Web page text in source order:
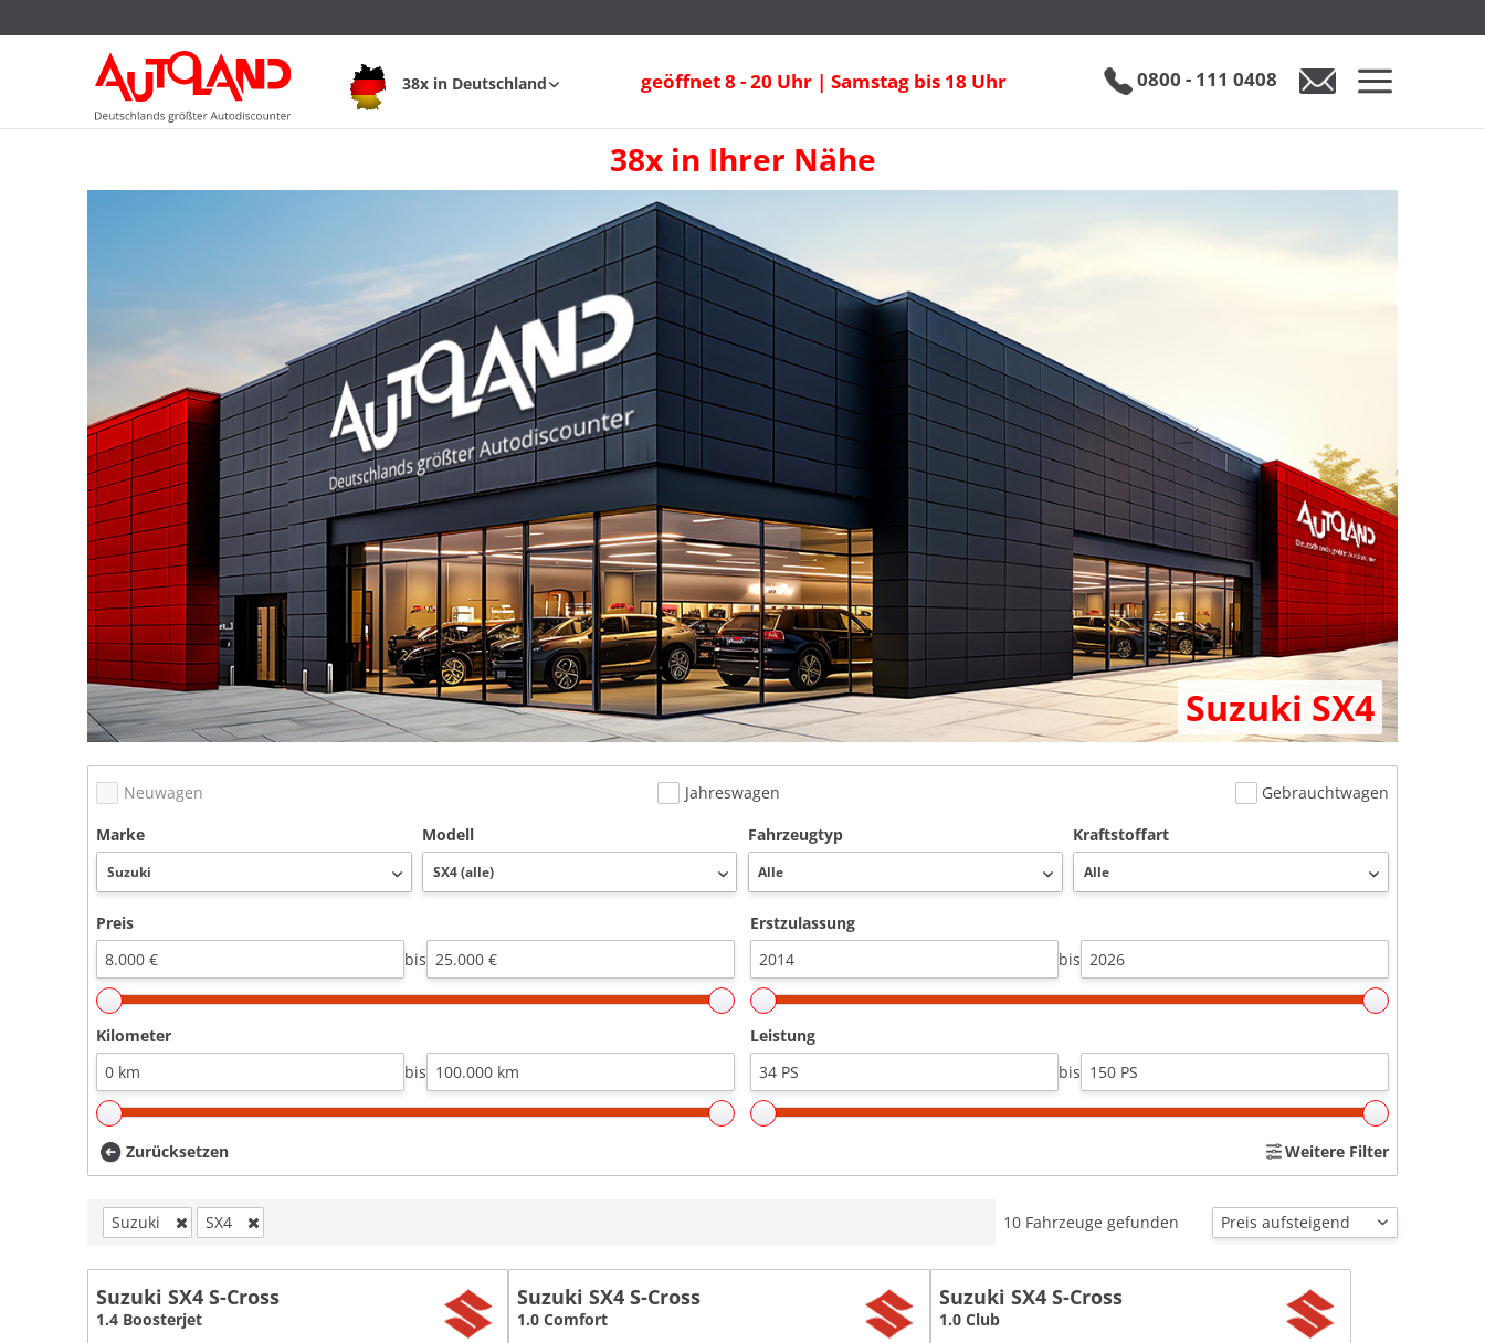
38x in Deutschland geöffnet 8 - 20 Uhr | Samstag bis 18 Uhr 0800 - 111 0408
38x in Ihrer Nähe
Suzuki SX4
Neuwagen Jahreswagen
Gebrauchtwagen
Marke
Modell Fahrzeugtyp Kraftstoffart
Preis
bis
Erstzulassung
bis
Kilometer
bis
Leistung
bis
Zurücksetzen Weitere Filter
Suzuki SX4 10 Fahrzeuge gefunden
Suzuki SX4 S-Cross
1.4 Boosterjet
Suzuki SX4 S-Cross
1.0 Comfort
Suzuki SX4 S-Cross
1.0 Club